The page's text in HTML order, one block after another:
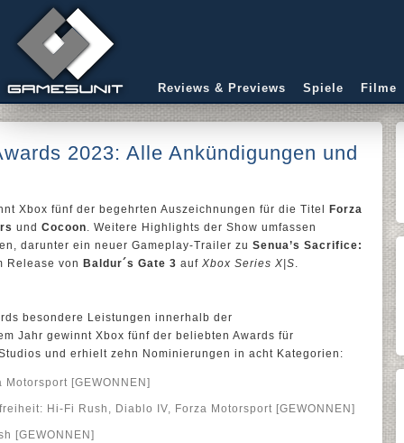
Reviews & Previews Spiele Filme
2023: Alle Ankündigungen und
Xbox fünf der begehrten Auszeichnungen für die Titel
Forza
und Cocoon. Weitere Highlights der Show umfassen
darunter ein neuer Gameplay-Trailer zu Senua’s Sacrifice:
Release von Baldur´s Gate 3 auf Xbox Series X|S.
besondere Leistungen innerhalb der
Jahr gewinnt Xbox fünf der beliebten Awards für
und erhielt zehn Nominierungen in acht Kategorien:
[GEWONNEN]
Hi-Fi Rush, Diablo IV, Forza Motorsport [GEWONNEN]
[GEWONNEN]